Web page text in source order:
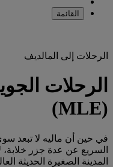
القائمة
الرحلات إلى المالديف
الرحلات
(MLE)
في حين أن ماليه لا تبعد
السريع عن عدة جزر
المدينة الصغيرة الحديثة